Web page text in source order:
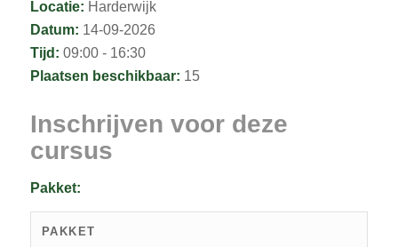
Locatie: Harderwijk
Datum: 14-09-2026
Tijd: 09:00 - 16:30
Plaatsen beschikbaar: 15
Inschrijven voor deze
cursus
Pakket:
PAKKET